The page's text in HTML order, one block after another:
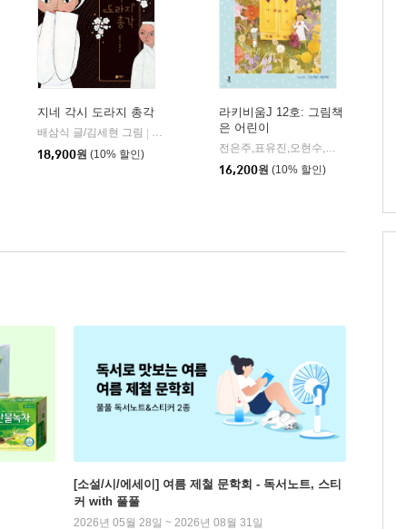
지네 각시 도라지 총각
배삼식 글/김세현 그림
비룡소
18,900원 (10% 할인)
라키비움J 12호: 그림책
은 어린이
전은주,표유진,오현수,이시내,하예라 저
16,200원 (10% 할인)
[소설/시/에세이] 여름 제철 문학회 - 독서노트, 스티
커 with 풀풀
2026년 05월 28일 ~ 2026년 08월 31일